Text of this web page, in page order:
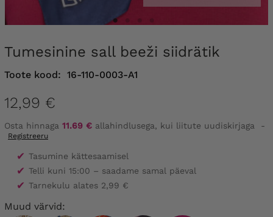
Tumesinine sall beeži siidrätik
Toote kood: 16-110-0003-A1
12,99 €
Osta hinnaga 11.69 € allahindlusega, kui liitute uudiskirjaga -
Registreeru
✔ Tasumine kättesaamisel
✔ Telli kuni 15:00 – saadame samal päeval
✔ Tarnekulu alates 2,99 €
Muud värvid: